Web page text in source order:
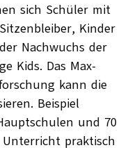
sich Schüler mit
Kinder
Nachwuchs der
Kids. Das Max-
kann die
Beispiel
und 70
praktisch